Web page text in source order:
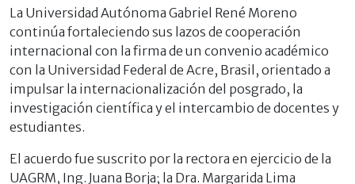
La Universidad Autónoma Gabriel René Moreno
continúa fortaleciendo sus lazos de cooperación
internacional con la firma de un convenio académico
con la Universidad Federal de Acre, Brasil, orientado a
impulsar la internacionalización del posgrado, la
investigación científica y el intercambio de docentes y
estudiantes.
El acuerdo fue suscrito por la rectora en ejercicio de la
UAGRM, Ing. Juana Borja; la Dra. Margarida Lima